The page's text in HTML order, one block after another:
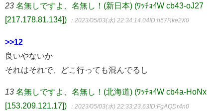
23 名無しですよ、名無し！(新日本) (ﾜｯﾁｮｲW cb43-oJ27
[217.178.81.134])
：2023/05/03(水) 22:34:14.04ID:h57Rke2X0
>>12
良いやないか
それはそれで、どこ行っても混んでるし
13 名無しですよ、名無し！(北海道) (ﾜｯﾁｮｲW cb4a-HoNx
[153.209.121.17])
：2023/05/03(水) 22:33:23.63ID:FgAQDr4n0